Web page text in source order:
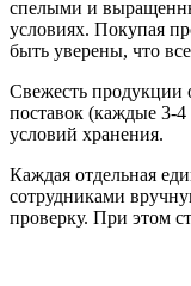
cпелыми и
условиях. Покупая
быть уверены, что
Свежесть продукции
поставок (каждые 3-
условий хранения.
Каждая отдельная
сотрудниками
проверку. При этом